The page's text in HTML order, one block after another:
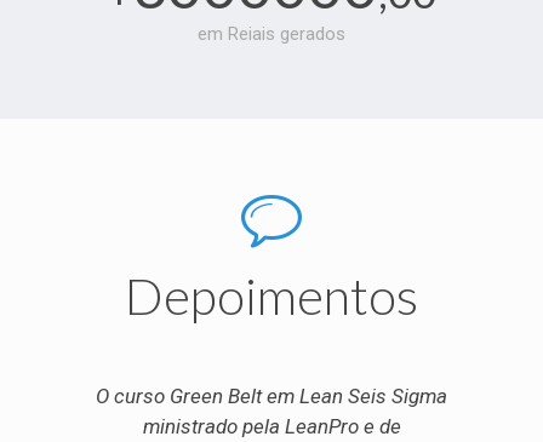
em Reiais gerados
Depoimentos
O curso Green Belt em Lean Seis Sigma
ministrado pela LeanPro e de